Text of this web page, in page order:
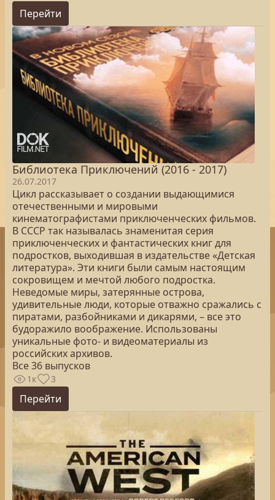
Перейти
Библиотека Приключений (2016 - 2017)
26.07.2017
Цикл рассказывает о создании выдающимися
отечественными и мировыми
кинематографистами приключенческих фильмов.
В СССР так называлась знаменитая серия
приключенческих и фантастических книг для
подростков, выходившая в издательстве «Детская
литература». Эти книги были самым настоящим
сокровищем и мечтой любого подростка.
Неведомые миры, затерянные острова,
удивительные люди, которые отважно сражались с
пиратами, разбойниками и дикарями, – все это
будоражило воображение. Использованы
уникальные фото- и видеоматериалы из
российских архивов.
Все 36 выпусков
1к 3
Перейти